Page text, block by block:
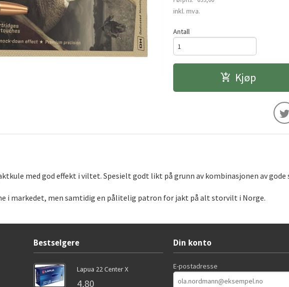
Rabatt
inkl. mva.
Antall
Kjøp
med god effekt i viltet. Spesielt godt likt på grunn av kombinasjonen av gode
i markedet, men samtidig en pålitelig patron for jakt på alt storvilt i Norge.
Bestselgere
Lapua 22 Center X
4,80
Din konto
E-postadresse